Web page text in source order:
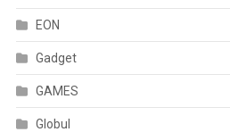
EON
Gadget
GAMES
Globul